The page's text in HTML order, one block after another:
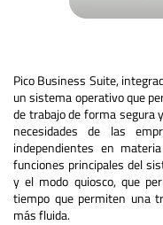
Pico Business Suite,
un sistema operativo que
de trabajo de forma segura
necesidades de las
independientes en
funciones principales del
y el modo quiosco, que
tiempo que permiten una
más fluida.